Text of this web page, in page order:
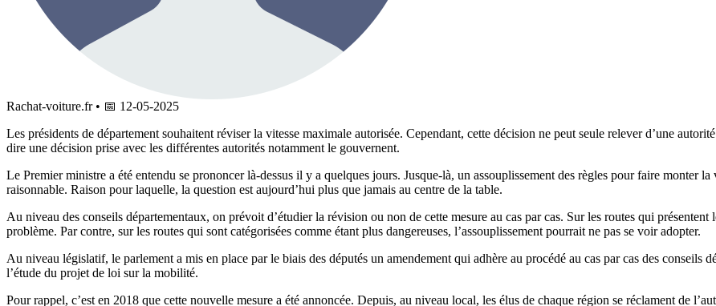
Rachat-voiture.fr • 📅 12-05-2025
Les présidents de département souhaitent réviser la vitesse maximale autorisée. Cependant, cette décision ne peut seule relever d’une
dire une décision prise avec les différentes autorités notamment le gouvernent.
Le Premier ministre a été entendu se prononcer là-dessus il y a quelques jours. Jusque-là, un assouplissement des règles pour faire monter
raisonnable. Raison pour laquelle, la question est aujourd’hui plus que jamais au centre de la table.
Au niveau des conseils départementaux, on prévoit d’étudier la révision ou non de cette mesure au cas par cas. Sur les routes qui
problème. Par contre, sur les routes qui sont catégorisées comme étant plus dangereuses, l’assouplissement pourrait ne pas se voir adopter.
Au niveau législatif, le parlement a mis en place par le biais des députés un amendement qui adhère au procédé au cas par cas des conseils
l’étude du projet de loi sur la mobilité.
Pour rappel, c’est en 2018 que cette nouvelle mesure a été annoncée. Depuis, au niveau local, les élus de chaque région se réclament de